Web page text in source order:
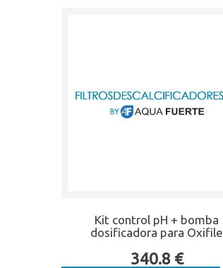
Kit control pH + bomba
dosificadora para Oxifile
340.8 €